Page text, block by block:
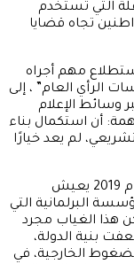
التي تُستخدم
تجاه قضايا
مهم أجراه
الرأي العام” ، إلى
وسائط الإعلام
أن استكمال بناء
لم يعد خيارًا
تكمن أهمية هذه النتائج في توقيتها. فمنذ عام 2019 يعيش
البرلمانية التي
هذا الغياب مجرد
بنية الدولة،
الخارجية، في